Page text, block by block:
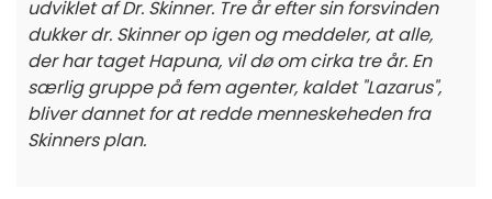
udviklet af Dr. Skinner. Tre år efter sin forsvinden
dukker dr. Skinner op igen og meddeler, at alle,
der har taget Hapuna, vil dø om cirka tre år. En
særlig gruppe på fem agenter, kaldet "Lazarus",
bliver dannet for at redde menneskeheden fra
Skinners plan.